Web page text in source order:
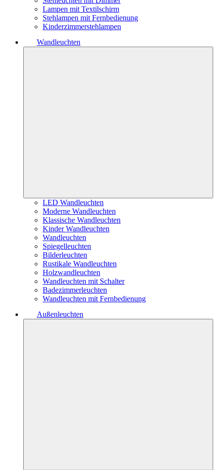
Lampen mit Textilschirm
Stehlampen mit Fernbedienung
Kinderzimmerstehlampen
Wandleuchten
LED Wandleuchten
Moderne Wandleuchten
Klassische Wandleuchten
Kinder Wandleuchten
Wandleuchten
Spiegelleuchten
Bilderleuchten
Rustikale Wandleuchten
Holzwandleuchten
Wandleuchten mit Schalter
Badezimmerleuchten
Wandleuchten mit Fernbedienung
Außenleuchten